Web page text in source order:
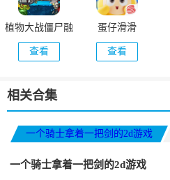
植物大战僵尸融
合版手机版
(PlantsVsZombiesRH)
查看
蛋仔滑滑
查看
相关合集
一个骑士拿着一把剑的2d游戏
一个骑士拿着一把剑的2d游戏